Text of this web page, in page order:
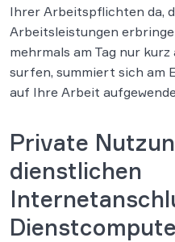
Ihrer Arbeitspflichten da,
Arbeitsleistungen
mehrmals am Tag nur
surfen, summiert sich am
auf Ihre Arbeit
Private
dienstlichen